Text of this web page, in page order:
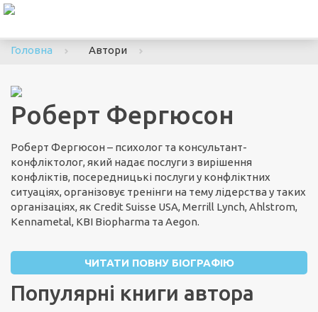
Головна
Автори
Роберт Фергюсон
Роберт Фергюсон – психолог та консультант-
конфліктолог, який надає послуги з вирішення
конфліктів, посередницькі послуги у конфліктних
ситуаціях, організовує тренінги на тему лідерства у таких
організаціях, як Credit Suisse USA, Merrill Lynch, Ahlstrom,
Kennametal, KBI Biopharma та Aegon.
ЧИТАТИ ПОВНУ БІОГРАФІЮ
Популярні книги автора